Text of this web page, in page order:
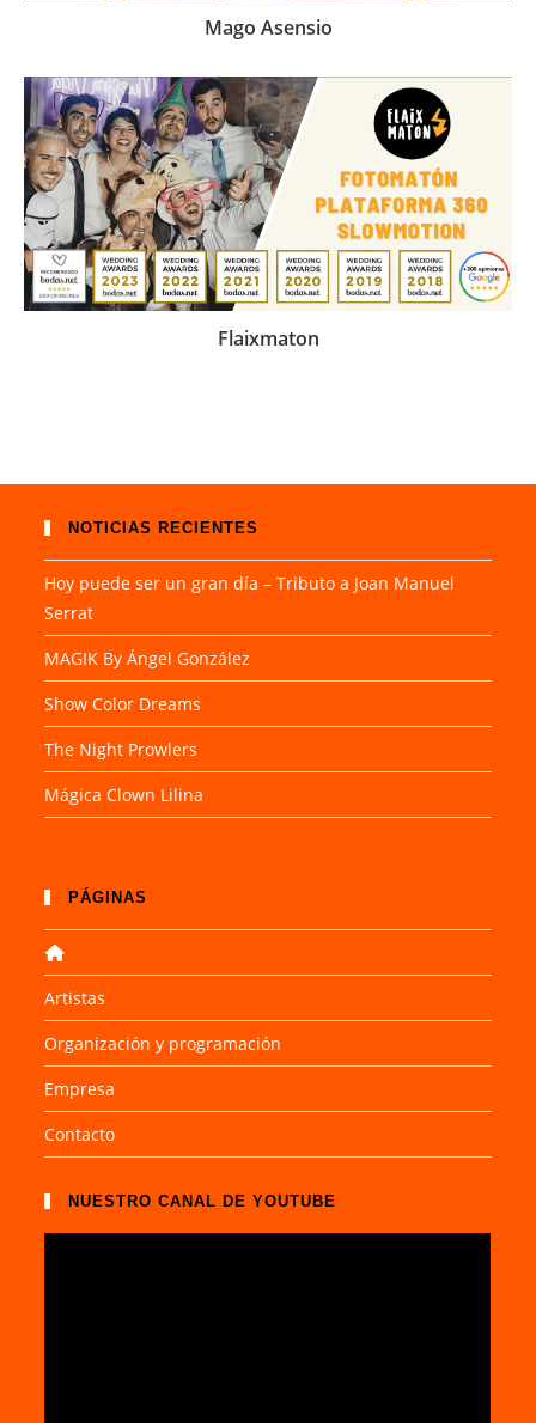
Mago Asensio
Flaixmaton
NOTICIAS RECIENTES
Hoy puede ser un gran día – Tributo a Joan Manuel
Serrat
MAGIK By Ángel González
Show Color Dreams
The Night Prowlers
Mágica Clown Lilina
PÁGINAS
Artistas
Organización y programación
Empresa
Contacto
NUESTRO CANAL DE YOUTUBE